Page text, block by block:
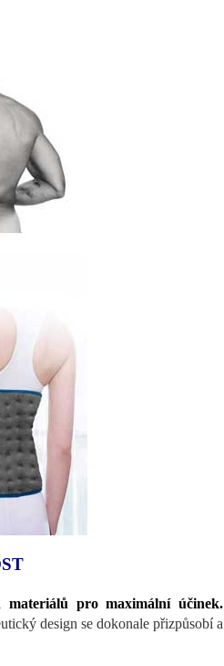
materiálů pro maximální účinek.
design se dokonale přizpůsobí a